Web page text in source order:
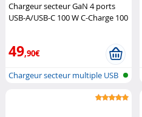
Chargeur secteur GaN 4 ports
USB-A/USB-C 100 W C-Charge 100
49,90€
Chargeur secteur multiple USB